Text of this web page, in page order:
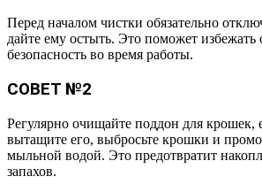
Перед началом чистки обязательно
дайте ему остыть. Это поможет избежать
безопасность во время работы.
СОВЕТ №2
Регулярно очищайте поддон для крошек,
вытащите его, выбросьте крошки и
мыльной водой. Это предотвратит
запахов.